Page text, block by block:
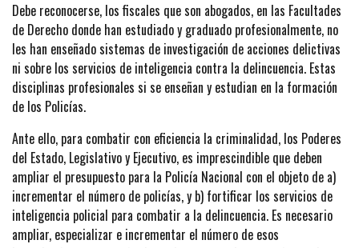
Debe reconocerse, los fiscales que son abogados, en las Facultades
de Derecho donde han estudiado y graduado profesionalmente, no
les han enseñado sistemas de investigación de acciones delictivas
ni sobre los servicios de inteligencia contra la delincuencia. Estas
disciplinas profesionales si se enseñan y estudian en la formación
de los Policías.
Ante ello, para combatir con eficiencia la criminalidad, los Poderes
del Estado, Legislativo y Ejecutivo, es imprescindible que deben
ampliar el presupuesto para la Policía Nacional con el objeto de a)
incrementar el número de policías, y b) fortificar los servicios de
inteligencia policial para combatir a la delincuencia. Es necesario
ampliar, especializar e incrementar el número de esos